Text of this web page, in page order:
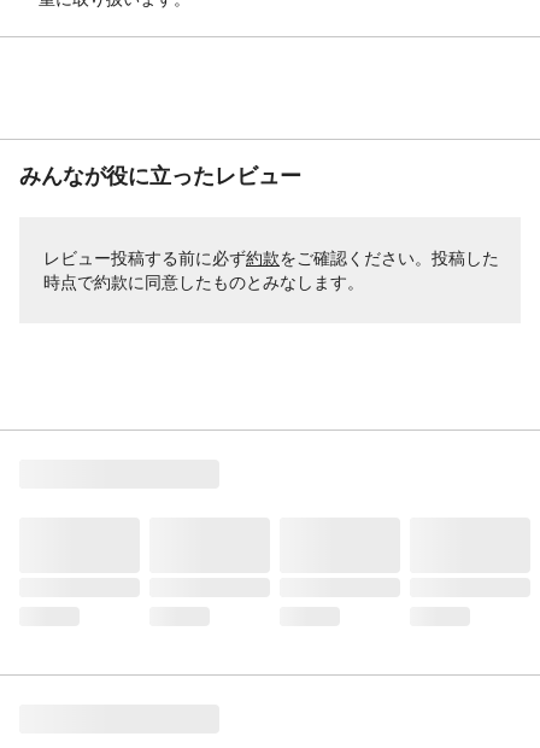
みんなが役に立ったレビュー
レビュー投稿する前に必ず約款をご確認ください。投稿した
時点で約款に同意したものとみなします。